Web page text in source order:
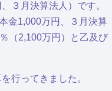
３月決算法人）です。
金1,000万円、３月決算
（2,100万円）と乙及び
行ってきました。